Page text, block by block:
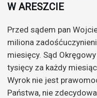
W ARESZCIE
Przed sądem pan
miliona
miesięcy. Sąd
tysięcy za każdy
Wyrok nie jest
Państwa, nie